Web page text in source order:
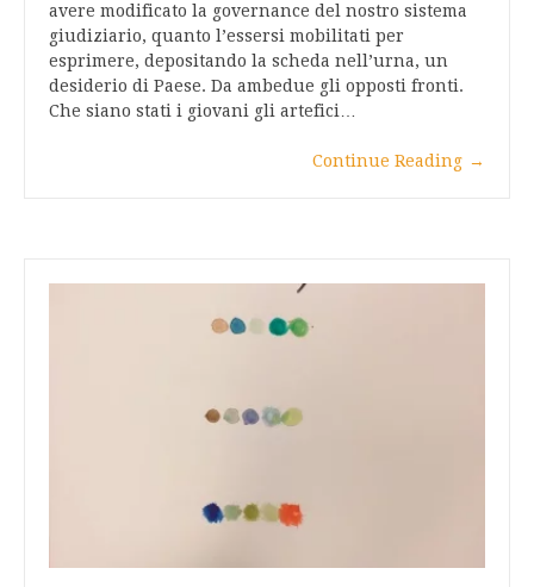
avere modificato la governance del nostro sistema
giudiziario, quanto l’essersi mobilitati per
esprimere, depositando la scheda nell’urna, un
desiderio di Paese. Da ambedue gli opposti fronti.
Che siano stati i giovani gli artefici…
Continue Reading →